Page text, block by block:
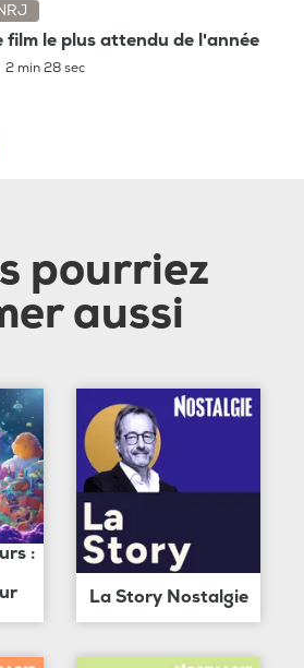
film le plus attendu de l'année
2 min 28 sec
pourriez
aussi
:
La Story Nostalgie